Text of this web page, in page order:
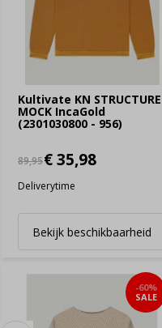
Kultivate KN STRUCTURE
MOCK IncaGold
(2301030800 - 956)
89,95€ 35,98
Deliverytime
Bekijk beschikbaarheid
-60%
SALE